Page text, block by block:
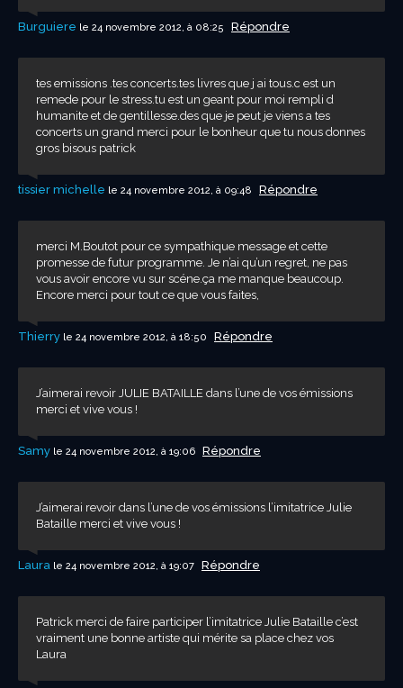
Burguiere le 24 novembre 2012, à 08:25 Répondre
tes emissions .tes concerts.tes livres que j ai tous.c est un
remede pour le stress.tu est un geant pour moi rempli d
humanite et de gentillesse.des que je peut je viens a tes
concerts un grand merci pour le bonheur que tu nous donnes
gros bisous patrick
tissier michelle le 24 novembre 2012, à 09:48 Répondre
merci M.Boutot pour ce sympathique message et cette
promesse de futur programme. Je n’ai qu’un regret, ne pas
vous avoir encore vu sur scéne.ça me manque beaucoup.
Encore merci pour tout ce que vous faites,
Thierry le 24 novembre 2012, à 18:50 Répondre
J’aimerai revoir JULIE BATAILLE dans l’une de vos émissions
merci et vive vous !
Samy le 24 novembre 2012, à 19:06 Répondre
J’aimerai revoir dans l’une de vos émissions l’imitatrice Julie
Bataille merci et vive vous !
Laura le 24 novembre 2012, à 19:07 Répondre
Patrick merci de faire participer l’imitatrice Julie Bataille c’est
vraiment une bonne artiste qui mérite sa place chez vos
Laura